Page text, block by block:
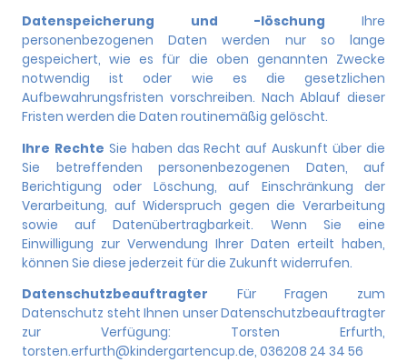
Datenspeicherung und -löschung Ihre
personenbezogenen Daten werden nur so lange
gespeichert, wie es für die oben genannten Zwecke
notwendig ist oder wie es die gesetzlichen
Aufbewahrungsfristen vorschreiben. Nach Ablauf dieser
Fristen werden die Daten routinemäßig gelöscht.
Ihre Rechte Sie haben das Recht auf Auskunft über die
Sie betreffenden personenbezogenen Daten, auf
Berichtigung oder Löschung, auf Einschränkung der
Verarbeitung, auf Widerspruch gegen die Verarbeitung
sowie auf Datenübertragbarkeit. Wenn Sie eine
Einwilligung zur Verwendung Ihrer Daten erteilt haben,
können Sie diese jederzeit für die Zukunft widerrufen.
Datenschutzbeauftragter Für Fragen zum
Datenschutz steht Ihnen unser Datenschutzbeauftragter
zur Verfügung: Torsten Erfurth,
torsten.erfurth@kindergartencup.de, 036208 24 34 56